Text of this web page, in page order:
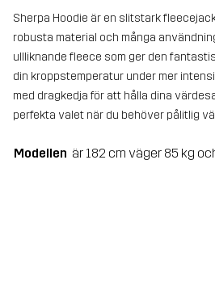
Sherpa Hoodie är en slitstark
robusta material och många
ullliknande fleece som ger den
din kroppstemperatur under mer
med dragkedja för att hålla dina
perfekta valet när du behöver pålitlig
Modellen är 182 cm väger 85 kg